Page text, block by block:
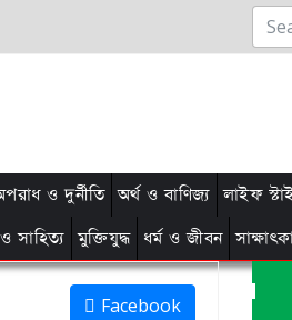
ও দুর্নীতি অর্থ ও বাণিজ্য লাইফ
সাহিত্য মুক্তিযুদ্ধ ধর্ম ও জীবন
Facebook